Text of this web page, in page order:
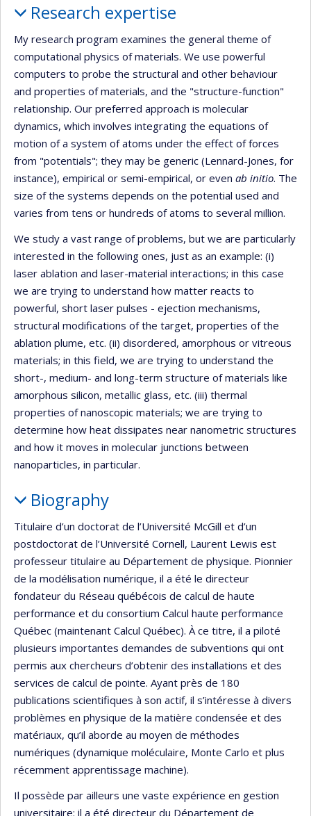
Research expertise
My research program examines the general theme of
computational physics of materials. We use powerful
computers to probe the structural and other behaviour
and properties of materials, and the "structure-function"
relationship. Our preferred approach is molecular
dynamics, which involves integrating the equations of
motion of a system of atoms under the effect of forces
from "potentials"; they may be generic (Lennard-Jones, for
instance), empirical or semi-empirical, or even ab initio. The
size of the systems depends on the potential used and
varies from tens or hundreds of atoms to several million.
We study a vast range of problems, but we are particularly
interested in the following ones, just as an example: (i)
laser ablation and laser-material interactions; in this case
we are trying to understand how matter reacts to
powerful, short laser pulses - ejection mechanisms,
structural modifications of the target, properties of the
ablation plume, etc. (ii) disordered, amorphous or vitreous
materials; in this field, we are trying to understand the
short-, medium- and long-term structure of materials like
amorphous silicon, metallic glass, etc. (iii) thermal
properties of nanoscopic materials; we are trying to
determine how heat dissipates near nanometric structures
and how it moves in molecular junctions between
nanoparticles, in particular.
Biography
Titulaire d’un doctorat de l’Université McGill et d’un
postdoctorat de l’Université Cornell, Laurent Lewis est
professeur titulaire au Département de physique. Pionnier
de la modélisation numérique, il a été le directeur
fondateur du Réseau québécois de calcul de haute
performance et du consortium Calcul haute performance
Québec (maintenant Calcul Québec). À ce titre, il a piloté
plusieurs importantes demandes de subventions qui ont
permis aux chercheurs d’obtenir des installations et des
services de calcul de pointe. Ayant près de 180
publications scientifiques à son actif, il s’intéresse à divers
problèmes en physique de la matière condensée et des
matériaux, qu’il aborde au moyen de méthodes
numériques (dynamique moléculaire, Monte Carlo et plus
récemment apprentissage machine).
Il possède par ailleurs une vaste expérience en gestion
universitaire: il a été directeur du Département de